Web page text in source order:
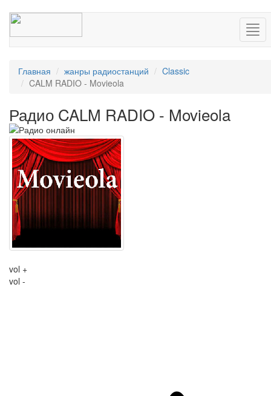
Главная жанры радиостанций
Classic
CALM RADIO - Movieola
Радио CALM RADIO - Movieola
vol +
vol -